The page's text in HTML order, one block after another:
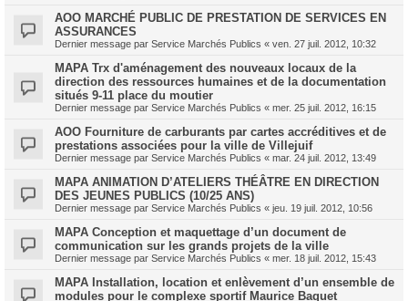
AOO MARCHÉ PUBLIC DE PRESTATION DE SERVICES EN
ASSURANCES
Dernier message par Service Marchés Publics « ven. 27 juil. 2012, 10:32
MAPA Trx d'aménagement des nouveaux locaux de la
direction des ressources humaines et de la documentation
situés 9-11 place du moutier
Dernier message par Service Marchés Publics « mer. 25 juil. 2012, 16:15
AOO Fourniture de carburants par cartes accréditives et de
prestations associées pour la ville de Villejuif
Dernier message par Service Marchés Publics « mar. 24 juil. 2012, 13:49
MAPA ANIMATION D’ATELIERS THÉÂTRE EN DIRECTION
DES JEUNES PUBLICS (10/25 ANS)
Dernier message par Service Marchés Publics « jeu. 19 juil. 2012, 10:56
MAPA Conception et maquettage d’un document de
communication sur les grands projets de la ville
Dernier message par Service Marchés Publics « mer. 18 juil. 2012, 15:43
MAPA Installation, location et enlèvement d’un ensemble de
modules pour le complexe sportif Maurice Baquet